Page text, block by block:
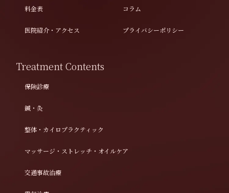
料金表
医院紹介・アクセス
コラム
プライバシーポリシー
Treatment Contents
保険診療
鍼・灸
整体・カイロプラクティック
マッサージ・ストレッチ・オイルケア
交通事故治療